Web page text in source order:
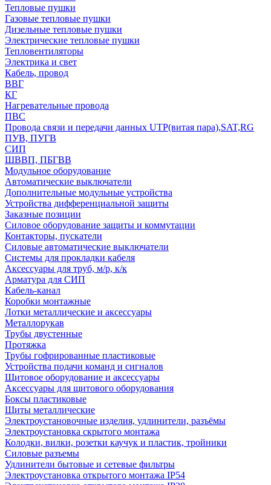
Тепловые пушки
Газовые тепловые пушки
Дизельные тепловые пушки
Электрические тепловые пушки
Тепловентиляторы
Электрика и свет
Кабель, провод
ВВГ
КГ
Нагревательные провода
ПВС
Провода связи и передачи данных UTP(витая пара),SAT,RG
ПУВ, ПУГВ
СИП
ШВВП, ПБГВВ
Модульное оборудование
Автоматические выключатели
Дополнительные модульные устройства
Устройства дифференциальной защиты
Заказные позиции
Силовое оборудование защиты и коммутации
Контакторы, пускатели
Силовые автоматические выключатели
Системы для прокладки кабеля
Аксессуары для труб, м/р, к/к
Арматура для СИП
Кабель-канал
Коробки монтажные
Лотки металлические и аксессуары
Металлорукав
Трубы двустенные
Протяжка
Трубы гофрированные пластиковые
Устройства подачи команд и сигналов
Щитовое оборудование и аксессуары
Аксессуары для щитового оборудования
Боксы пластиковые
Щиты металлические
Электроустановочные изделия, удлинители, разъёмы
Электроустановка скрытого монтажа
Колодки, вилки, розетки каучук и пластик, тройники
Силовые разъемы
Удлинители бытовые и сетевые фильтры
Электроустановка открытого монтажа IP54